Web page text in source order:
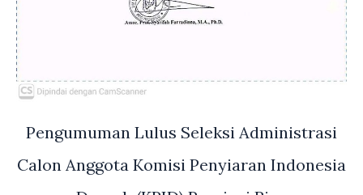
Pengumuman Lulus Seleksi Administrasi
Calon Anggota Komisi Penyiaran Indonesia